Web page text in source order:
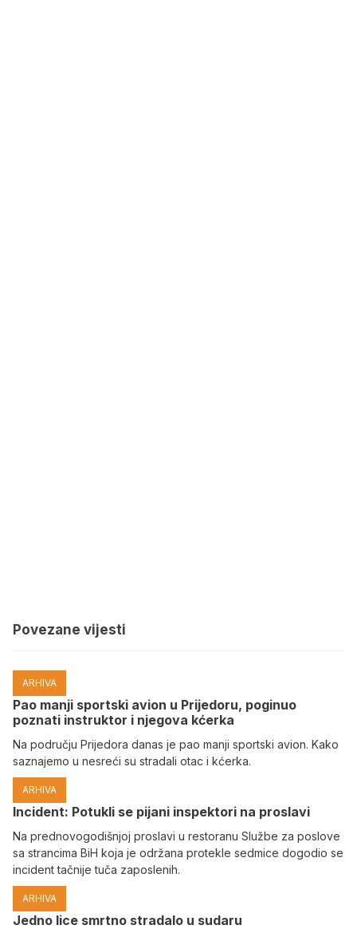
Povezane vijesti
ARHIVA
Pao manji sportski avion u Prijedoru, poginuo
poznati instruktor i njegova kćerka
Na području Prijedora danas je pao manji sportski avion. Kako
saznajemo u nesreći su stradali otac i kćerka.
ARHIVA
Incident: Potukli se pijani inspektori na proslavi
Na prednovogodišnjoj proslavi u restoranu Službe za poslove
sa strancima BiH koja je održana protekle sedmice dogodio se
incident tačnije tuča zaposlenih.
ARHIVA
Јedno lice smrtno stradalo u sudaru